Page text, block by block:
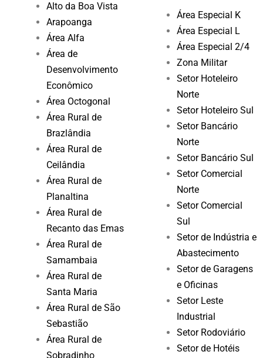
Alto da Boa Vista
Arapoanga
Área Alfa
Área de
Desenvolvimento
Econômico
Área Octogonal
Área Rural de
Brazlândia
Área Rural de
Ceilândia
Área Rural de
Planaltina
Área Rural de
Recanto das Emas
Área Rural de
Samambaia
Área Rural de
Santa Maria
Área Rural de São
Sebastião
Área Rural de
Sobradinho
Área Especial K
Área Especial L
Área Especial 2/4
Zona Militar
Setor Hoteleiro
Norte
Setor Hoteleiro Sul
Setor Bancário
Norte
Setor Bancário Sul
Setor Comercial
Norte
Setor Comercial
Sul
Setor de Indústria e
Abastecimento
Setor de Garagens
e Oficinas
Setor Leste
Industrial
Setor Rodoviário
Setor de Hotéis